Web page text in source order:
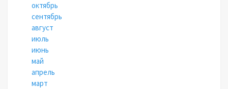
октябрь
сентябрь
август
июль
июнь
май
апрель
март